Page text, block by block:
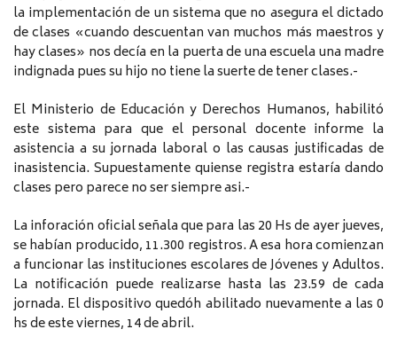
la implementación de un sistema que no asegura el dictado
de clases «cuando descuentan van muchos más maestros y
hay clases» nos decía en la puerta de una escuela una madre
indignada pues su hijo no tiene la suerte de tener clases.-
El Ministerio de Educación y Derechos Humanos, habilitó
este sistema para que el personal docente informe la
asistencia a su jornada laboral o las causas justificadas de
inasistencia. Supuestamente quiense registra estaría dando
clases pero parece no ser siempre asi.-
La inforación oficial señala que para las 20 Hs de ayer jueves,
se habían producido, 11.300 registros. A esa hora comienzan
a funcionar las instituciones escolares de Jóvenes y Adultos.
La notificación puede realizarse hasta las 23.59 de cada
jornada. El dispositivo quedóh abilitado nuevamente a las 0
hs de este viernes, 14 de abril.